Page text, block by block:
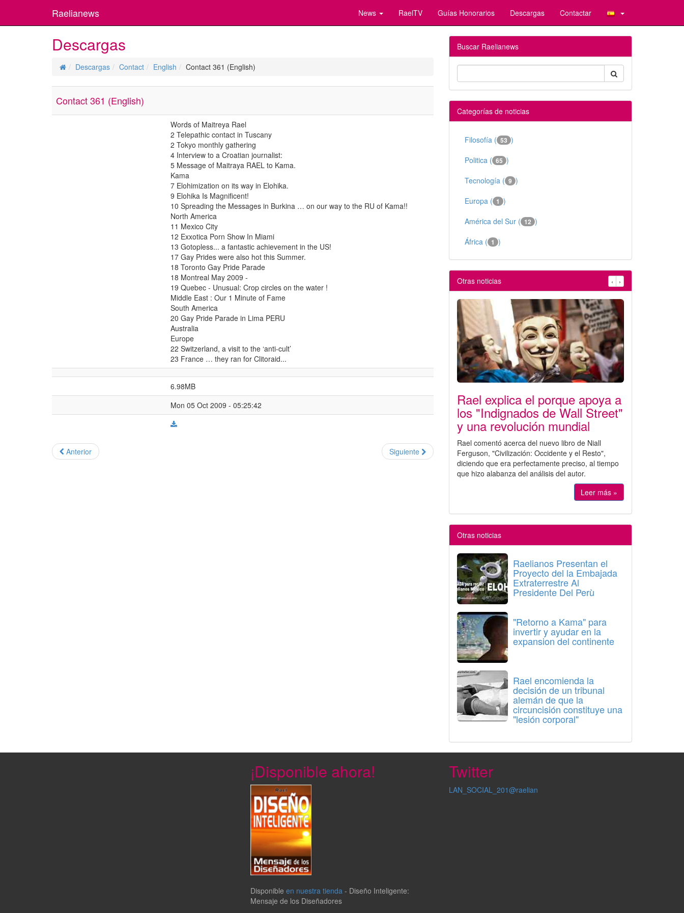
Raelianews News RaelTV Guías Honorarios Descargas Contactar
Descargas
Descargas Contact English Contact 361 (English)
Contact 361 (English)
Words of Maitreya Rael
2 Telepathic contact in Tuscany
2 Tokyo monthly gathering
4 Interview to a Croatian journalist:
5 Message of Maitraya RAEL to Kama.
Kama
7 Elohimization on its way in Elohika.
9 Elohika Is Magnificent!
10 Spreading the Messages in Burkina … on our way to the RU of Kama!!
North America
11 Mexico City
12 Exxotica Porn Show In Miami
13 Gotopless... a fantastic achievement in the US!
17 Gay Prides were also hot this Summer.
18 Toronto Gay Pride Parade
18 Montreal May 2009 -
19 Quebec - Unusual: Crop circles on the water !
Middle East : Our 1 Minute of Fame
South America
20 Gay Pride Parade in Lima PERU
Australia
Europe
22 Switzerland, a visit to the ‘anti-cult’
23 France … they ran for Clitoraid...
6.98MB
Mon 05 Oct 2009 - 05:25:42
Anterior Siguiente
Buscar Raelianews
Categorías de noticias
Filosofía ( 53 )
Politica ( 65 )
Tecnología ( 9 )
Europa ( 1 )
América del Sur ( 12 )
África ( 1 )
Otras noticias ‹ ›
Rael explica el porque apoya a
los "Indignados de Wall Street"
y una revolución mundial
Rael comentó acerca del nuevo libro de Niall
Ferguson, "Civilización: Occidente y el Resto",
diciendo que era perfectamente preciso, al tiempo
que hizo alabanza del análisis del autor.
Leer más »
Otras noticias
Raelianos Presentan el
Proyecto del la Embajada
Extraterrestre Al
Presidente Del Perù
"Retorno a Kama" para
invertir y ayudar en la
expansion del continente
Rael encomienda la
decisión de un tribunal
alemán de que la
circuncisión constituye una
"lesión corporal"
¡Disponible ahora!
Disponible en nuestra tienda - Diseño Inteligente:
Mensaje de los Diseñadores
Twitter
LAN_SOCIAL_201@raelian